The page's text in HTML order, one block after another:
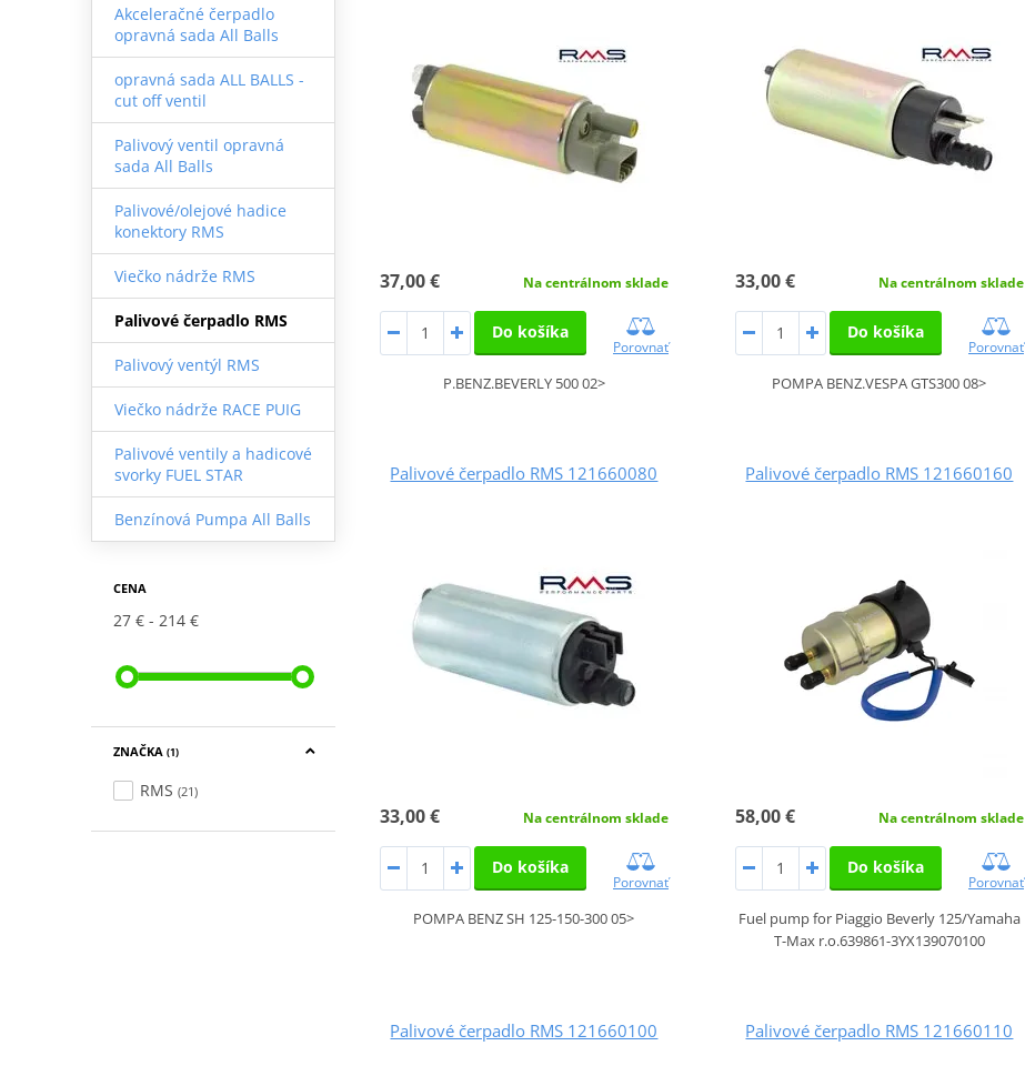
Akceleračné čerpadlo
opravná sada All Balls
opravná sada ALL BALLS -
cut off ventil
Palivový ventil opravná
sada All Balls
Palivové/olejové hadice
konektory RMS
Viečko nádrže RMS
Palivové čerpadlo RMS
Palivový ventýl RMS
Viečko nádrže RACE PUIG
Palivové ventily a hadicové
svorky FUEL STAR
Benzínová Pumpa All Balls
CENA
27 € 214 €
ZNAČKA (1)
RMS (21)
37,00 € Na centrálnom sklade
Do košíka
Porovnať
P.BENZ.BEVERLY 500 02>
33,00 € Na centrálnom sklade
Do košíka
Porovnať
POMPA BENZ.VESPA GTS300 08>
Palivové čerpadlo RMS 121660080
33,00 € Na centrálnom sklade
Do košíka
Porovnať
POMPA BENZ SH 125-150-300 05>
Palivové čerpadlo RMS 121660160
58,00 € Na centrálnom sklade
Do košíka
Porovnať
Fuel pump for Piaggio Beverly 125/Yamaha
T-Max r.o.639861-3YX139070100
Palivové čerpadlo RMS 121660100 Palivové čerpadlo RMS 121660110